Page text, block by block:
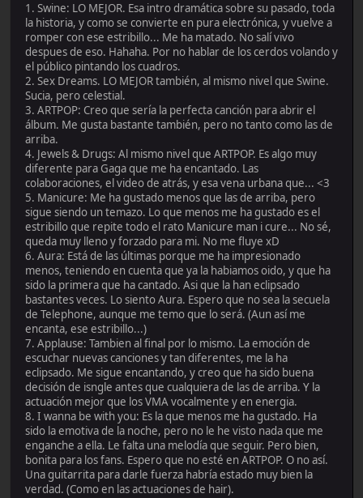
1. Swine: LO MEJOR. Esa intro dramática sobre su pasado, toda
la historia, y como se convierte en pura electrónica, y vuelve a
romper con ese estribillo... Me ha matado. No salí vivo
despues de eso. Hahaha. Por no hablar de los cerdos volando y
el público pintando los cuadros.
2. Sex Dreams. LO MEJOR también, al mismo nivel que Swine.
Sucia, pero celestial.
3. ARTPOP: Creo que sería la perfecta canción para abrir el
álbum. Me gusta bastante también, pero no tanto como las de
arriba.
4. Jewels & Drugs: Al mismo nivel que ARTPOP. Es algo muy
diferente para Gaga que me ha encantado. Las
colaboraciones, el video de atrás, y esa vena urbana que... <3
5. Manicure: Me ha gustado menos que las de arriba, pero
sigue siendo un temazo. Lo que menos me ha gustado es el
estribillo que repite todo el rato Manicure man i cure... No sé,
queda muy lleno y forzado para mi. No me fluye xD
6. Aura: Está de las últimas porque me ha impresionado
menos, teniendo en cuenta que ya la habiamos oido, y que ha
sido la primera que ha cantado. Asi que la han eclipsado
bastantes veces. Lo siento Aura. Espero que no sea la secuela
de Telephone, aunque me temo que lo será. (Aun así me
encanta, ese estribillo...)
7. Applause: Tambien al final por lo mismo. La emoción de
escuchar nuevas canciones y tan diferentes, me la ha
eclipsado. Me sigue encantando, y creo que ha sido buena
decisión de isngle antes que cualquiera de las de arriba. Y la
actuación mejor que los VMA vocalmente y en energia.
8. I wanna be with you: Es la que menos me ha gustado. Ha
sido la emotiva de la noche, pero no le he visto nada que me
enganche a ella. Le falta una melodía que seguir. Pero bien,
bonita para los fans. Espero que no esté en ARTPOP. O no así.
Una guitarrita para darle fuerza habría estado muy bien la
verdad. (Como en las actuaciones de hair).